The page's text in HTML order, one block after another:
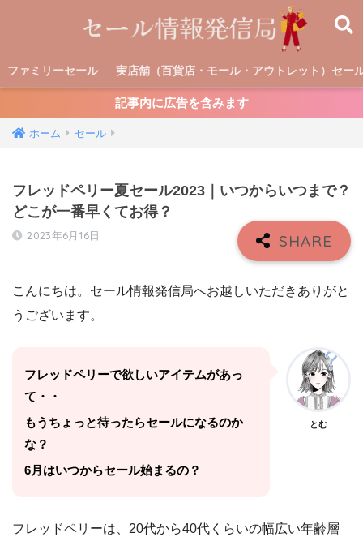
ファミリーセール 実店舗（百貨店・モール・アウトレット）セー
記事内に広告を含みます
ホーム セール
フレッドペリー夏セール2023｜いつからいつまで？
どこが一番早くてお得？
2023年6月16日
こんにちは。セール情報発信局へお越しいただきありがと
うございます。
フレッドペリーで欲しいアイテムがあっ
て・・
もうちょっと待ったらセールになるのか
な？
6月はいつからセール始まるの？
とむ
フレッドペリーは、20代から40代くらいの幅広い年齢層